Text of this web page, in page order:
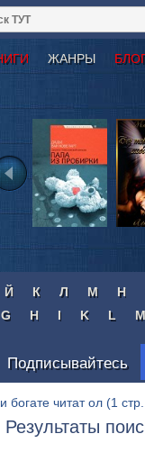
ЖАНРЫ
Й К Л М Н
G H I K L M
Подписывайтесь
богате читат ол (1
Результаты